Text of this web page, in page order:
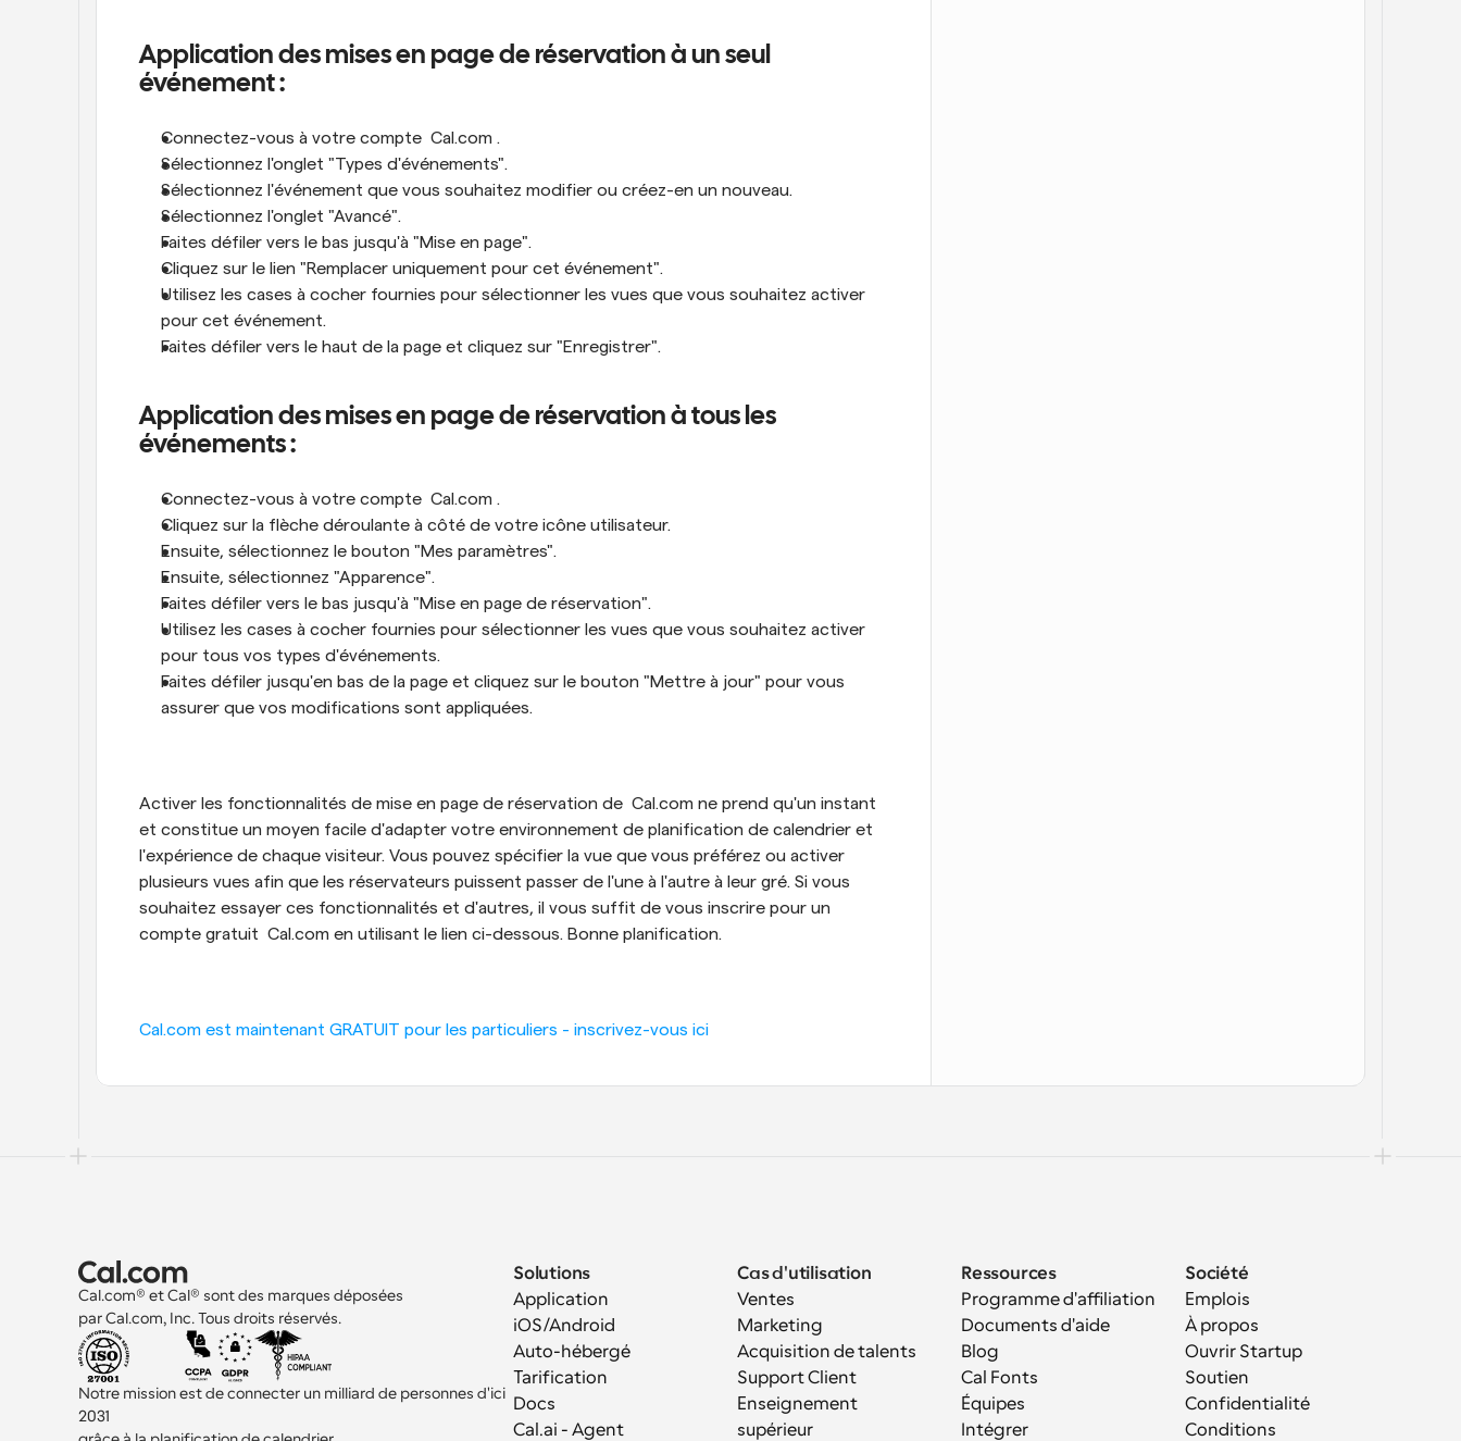
Application des mises en page de réservation à un seul
événement :
Connectez-vous à votre compte  Cal.com .
Sélectionnez l'onglet "Types d'événements".
Sélectionnez l'événement que vous souhaitez modifier ou créez-en un nouveau.
Sélectionnez l'onglet "Avancé".
Faites défiler vers le bas jusqu'à "Mise en page".
Cliquez sur le lien "Remplacer uniquement pour cet événement".
Utilisez les cases à cocher fournies pour sélectionner les vues que vous souhaitez activer
pour cet événement.
Faites défiler vers le haut de la page et cliquez sur "Enregistrer".
Application des mises en page de réservation à tous les
événements :
Connectez-vous à votre compte  Cal.com .
Cliquez sur la flèche déroulante à côté de votre icône utilisateur.
Ensuite, sélectionnez le bouton "Mes paramètres".
Ensuite, sélectionnez "Apparence".
Faites défiler vers le bas jusqu'à "Mise en page de réservation".
Utilisez les cases à cocher fournies pour sélectionner les vues que vous souhaitez activer
pour tous vos types d'événements.
Faites défiler jusqu'en bas de la page et cliquez sur le bouton "Mettre à jour" pour vous
assurer que vos modifications sont appliquées.
Activer les fonctionnalités de mise en page de réservation de  Cal.com ne prend qu'un instant
et constitue un moyen facile d'adapter votre environnement de planification de calendrier et
l'expérience de chaque visiteur. Vous pouvez spécifier la vue que vous préférez ou activer
plusieurs vues afin que les réservateurs puissent passer de l'une à l'autre à leur gré. Si vous
souhaitez essayer ces fonctionnalités et d'autres, il vous suffit de vous inscrire pour un
compte gratuit  Cal.com en utilisant le lien ci-dessous. Bonne planification.
Cal.com est maintenant GRATUIT pour les particuliers - inscrivez-vous ici
Cal.com® et Cal® sont des marques déposées
par Cal.com, Inc. Tous droits réservés.
Notre mission est de connecter un milliard de personnes d'ici
2031
Solutions
Application
iOS/Android
Auto-hébergé
Tarification
Docs
Cal.ai - Agent
Cas d'utilisation
Ventes
Marketing
Acquisition de talents
Support Client
Enseignement
supérieur
Ressources
Programme d'affiliation
Documents d'aide
Blog
Cal Fonts
Équipes
Intégrer
Société
Emplois
À propos
Ouvrir Startup
Soutien
Confidentialité
Conditions